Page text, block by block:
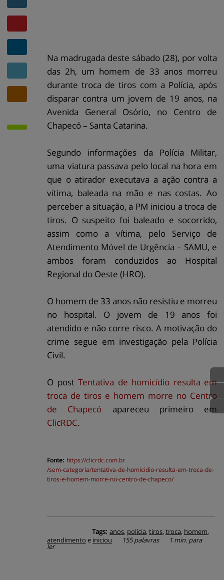
Na madrugada deste sábado (28), por volta
das 2h, um homem de 33 anos morreu
durante troca de tiros com a Polícia, após
disparar contra um jovem de 19 anos, na
Avenida General Osório, no Centro de
Chapecó – Santa Catarina.
Segundo informações da Polícia Militar,
uma viatura passava pelo local na hora em
que o atirador executava a ação contra a
vítima, baleada na mão e nas costas. Ao
perceber a situação, a PM iniciou a troca de
tiros. O suspeito foi baleado e socorrido,
assim como a vítima, pelo Serviço de
Atendimento Móvel de Urgência – SAMU, e
ambos foram conduzidos ao Hospital
Regional do Oeste (HRO).
O homem de 33 anos não resistiu e morreu
no hospital. O jovem de 19 anos foi
atendido e não corre risco. A motivação do
crime segue em investigação pela Polícia
Civil.
O post Tentativa de homicídio resulta em
troca de tiros e homem morre no Centro
de Chapecó apareceu primeiro em
ClicRDC.
Fonte: https://clicrdc.com.br
/sem-categoria/tentativa-de-homicidio-resulta-em-troca-de-
tiros-e-homem-morre-no-centro-de-chapeco/
Tags: anos, polícia, tiros, troca, homem,
atendimento e iniciou 155 palavras 1 min. para
ler